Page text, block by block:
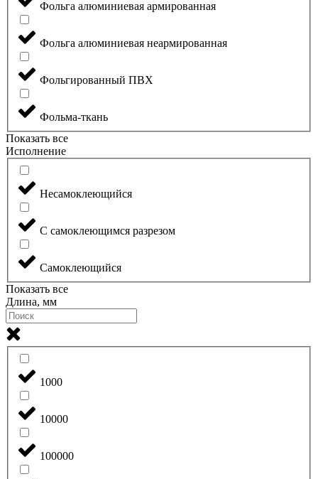
Фольга алюминиевая армированная
Фольга алюминиевая неармированная
Фольгированный ПВХ
Фольма-ткань
Показать все
Исполнение
Несамоклеющийся
С самоклеющимся разрезом
Самоклеющийся
Показать все
Длина, мм
1000
10000
100000